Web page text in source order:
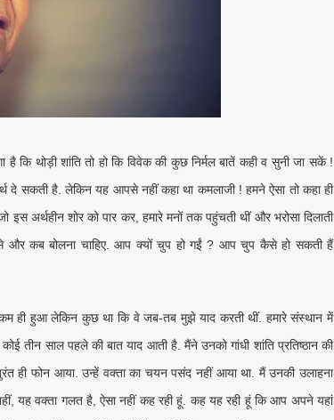
है कि थोड़ी शांति तो हो कि विवेक की कुछ निर्मल बातें कही व सुनी जा सकें !
दे सकती है. लेकिन यह आपसे नहीं कहा था कमलाजी ! हमने ऐसा तो कहा ही
अर्थहीन शोर को पार कर, हमारे मनों तक पहुंचती थीं और भरोसा दिलाती
और कब बोलना चाहिए. आप क्यों चुप हो गईं ? आप चुप कैसे हो सकती हैं
ही हुआ लेकिन कुछ था कि वे जब-तब मुझे याद करती थीं. हमारे संस्थान में
तीन साल पहले की बात याद आती है. मैंने उनको गांधी शांति प्रतिष्ठान की
ही फोन आया. उन्हें वक्ता का चयन पसंद नहीं आया था. मैं उनकी उलाहना
यह वक्ता गलत है, ऐसा नहीं कह रही हूं. कह यह रही हूं कि आप अपने यहां